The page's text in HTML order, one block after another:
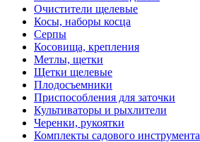
Очистители щелевые
Косы, наборы косца
Серпы
Косовища, крепления
Метлы, щетки
Щетки щелевые
Плодосъемники
Приспособления для заточки
Культиваторы и рыхлители
Черенки, рукоятки
Комплекты садового инструмента